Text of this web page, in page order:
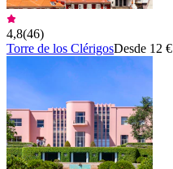
4,8(46)
Torre de los ClérigosDesde 12 €